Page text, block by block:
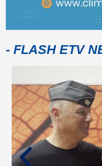
- FLASH ETV